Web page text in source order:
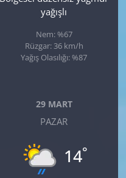
yağışlı
Nem: %67
Rüzgar: 36 km/h
Yağış Olasılığı: %87
29 MART
PAZAR
14°